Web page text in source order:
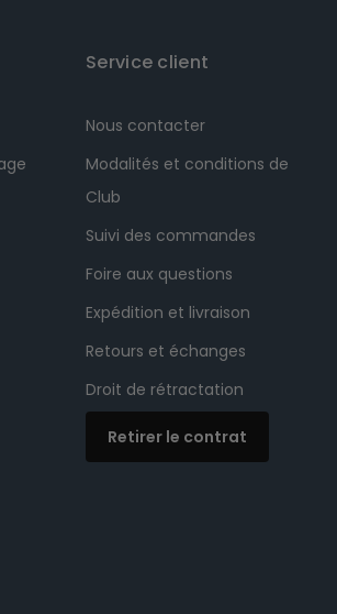
Service client
Nous contacter
Modalités et conditions de
Club
Suivi des commandes
Foire aux questions
Expédition et livraison
Retours et échanges
Droit de rétractation
Retirer le contrat